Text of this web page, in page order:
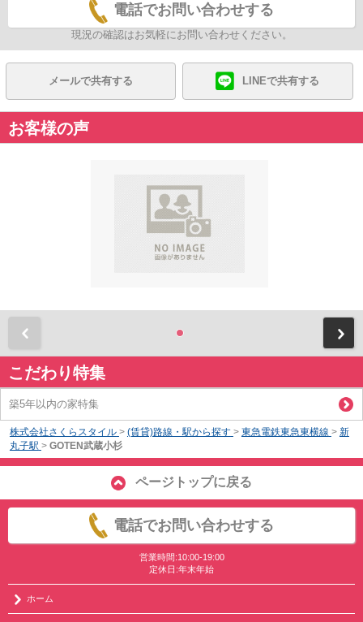
電話でお問い合わせする
現況の確認はお気軽にお問い合わせください。
メールで共有する LINEで共有する
お客様の声
こだわり特集
築5年以内の家特集
株式会社さくらスタイル > (賃貸)路線・駅から探す > 東急電鉄東急東横線 > 新
丸子駅 > GOTEN武蔵小杉
ページトップに戻る
電話でお問い合わせする
営業時間:10:00-19:00
定休日:年末年始
ホーム